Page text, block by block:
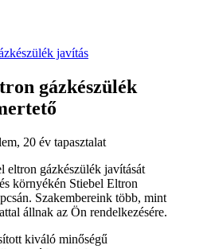
javítás
gázkészülék
20 év tapasztalat
eltron gázkészülék javítását
környékén Stiebel Eltron
Szakembereink több, mint
állnak az Ön rendelkezésére.
kiváló minőségű